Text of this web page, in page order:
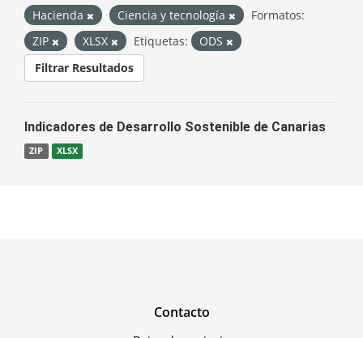
Hacienda
Ciencia y tecnología
Formatos:
ZIP
XLSX Etiquetas:
ODS
Filtrar Resultados
Indicadores de Desarrollo Sostenible de Canarias
ZIP XLSX
Contacto